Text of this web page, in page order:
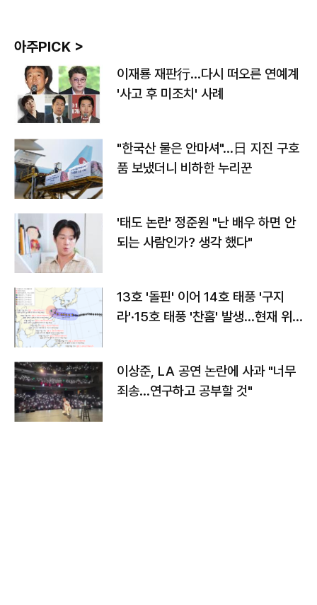
아주PICK >
이재룡 재판行…다시 떠오른 연예계
'사고 후 미조치' 사례
"한국산 물은 안마셔"…日 지진 구호
품 보냈더니 비하한 누리꾼
'태도 논란' 정준원 "난 배우 하면 안
되는 사람인가? 생각 했다"
13호 '돌핀' 이어 14호 태풍 '구지
라'·15호 태풍 '찬홈' 발생…현재 위
이상준, LA 공연 논란에 사과 "너무
죄송…연구하고 공부할 것"